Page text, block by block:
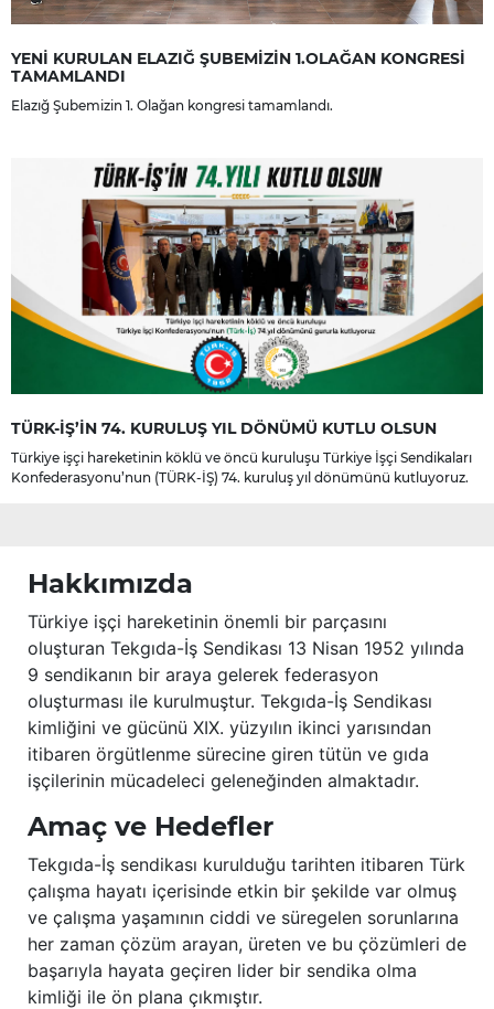
YENİ KURULAN ELAZIĞ ŞUBEMİZİN 1.OLAĞAN KONGRESİ
TAMAMLANDI
Elazığ Şubemizin 1. Olağan kongresi tamamlandı.
TÜRK-İŞ’İN 74. KURULUŞ YIL DÖNÜMÜ KUTLU OLSUN
Türkiye işçi hareketinin köklü ve öncü kuruluşu Türkiye İşçi Sendikaları
Konfederasyonu’nun (TÜRK-İŞ) 74. kuruluş yıl dönümünü kutluyoruz.
Hakkımızda
Türkiye işçi hareketinin önemli bir parçasını
oluşturan Tekgıda-İş Sendikası 13 Nisan 1952 yılında
9 sendikanın bir araya gelerek federasyon
oluşturması ile kurulmuştur. Tekgıda-İş Sendikası
kimliğini ve gücünü XIX. yüzyılın ikinci yarısından
itibaren örgütlenme sürecine giren tütün ve gıda
işçilerinin mücadeleci geleneğinden almaktadır.
Amaç ve Hedefler
Tekgıda-İş sendikası kurulduğu tarihten itibaren Türk
çalışma hayatı içerisinde etkin bir şekilde var olmuş
ve çalışma yaşamının ciddi ve süregelen sorunlarına
her zaman çözüm arayan, üreten ve bu çözümleri de
başarıyla hayata geçiren lider bir sendika olma
kimliği ile ön plana çıkmıştır.